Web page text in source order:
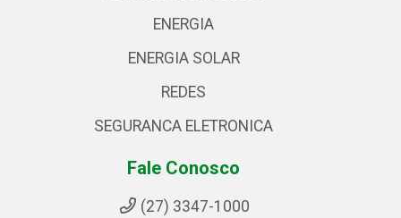
ENERGIA
ENERGIA SOLAR
REDES
SEGURANCA ELETRONICA
Fale Conosco
(27) 3347-1000